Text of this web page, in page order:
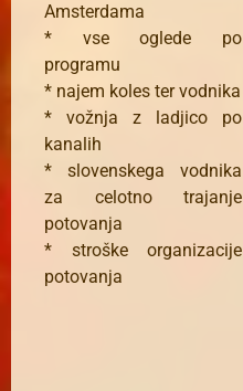
Amsterdama
* vse oglede po
programu
* najem koles ter vodnika
* vožnja z ladjico po
kanalih
* slovenskega vodnika
za celotno trajanje
potovanja
* stroške organizacije
potovanja